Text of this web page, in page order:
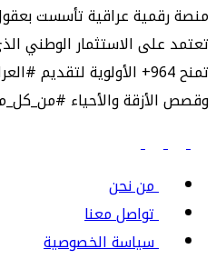
منصة رقمية عراقية تأسست
تعتمد على الاستثمار الوطني
تمنح 964+ الأولوية لتقديم
وقصص الأزقة والأحياء
من نحن
تواصل معنا
سياسة الخصوصية